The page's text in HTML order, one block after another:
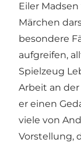
Eiler
Märchen
besondere
aufgreifen,
Spielzeug
Arbeit an
er einen
viele von
Vorstellung,